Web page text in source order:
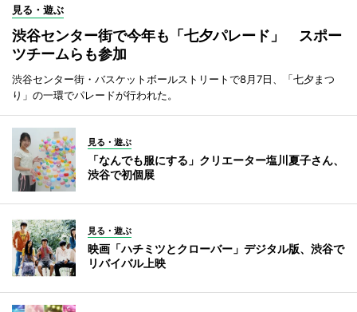
見る・遊ぶ
渋谷センター街で今年も「七夕パレード」 スポー
ツチームらも参加
渋谷センター街・バスケットボールストリートで8月7日、「七夕まつ
り」の一環でパレードが行われた。
見る・遊ぶ
「なんでも服にする」クリエーター塩川夏子さん、
渋谷で初個展
見る・遊ぶ
映画「ハチミツとクローバー」デジタル版、渋谷で
リバイバル上映